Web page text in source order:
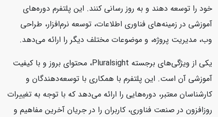
خود را توسعه دهند و به روز رسانی کنند. این پلتفرم دوره‌های
آموزشی در زمینه‌های فناوری اطلاعات، توسعه نرم‌افزار، طراحی
وب، مدیریت پروژه، و موضوعات مختلف دیگر را ارائه می‌دهد.
یکی از ویژگی‌های برجسته Pluralsight، محتوای بروز و با کیفیت
آموزشی آن است. این پلتفرم با همکاری با توسعه‌دهندگان و
کارشناسان معتبر، دوره‌هایی را ارائه می‌دهد که با توجه به تغییرات
روزافزون در صنعت فناوری، کاربران را در جریان آخرین مفاهیم و